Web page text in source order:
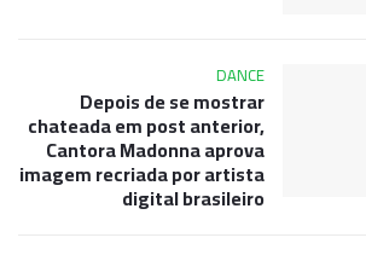
DANCE
Depois de se mostrar
chateada em post anterior,
Cantora Madonna aprova
imagem recriada por artista
digital brasileiro